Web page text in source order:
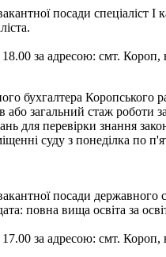
посади спеціаліст І
за адресою: смт. Короп,
бухгалтера
або загальний стаж роботи
для перевірки знання
суду з понеділка по
посади державного
повна вища освіта за
за адресою: смт. Короп,